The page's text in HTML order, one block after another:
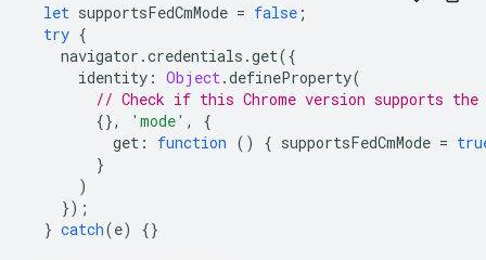
let supportsFedCmMode = false ;
try {
navigator .credentials .get({
identity : Object .defineProperty(
// Check if this Chrome version supports the
{},
'mode' ,
{
get : function () { supportsFedCmMode =
}
)
});
} catch(e) {}